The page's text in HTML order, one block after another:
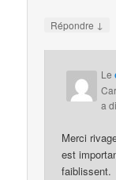
Répondre ↓
Le
a
Merci
est
faiblissent.